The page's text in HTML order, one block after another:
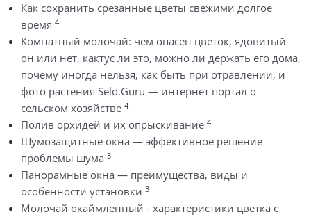
Как сохранить срезанные цветы свежими долгое
время 4
Комнатный молочай: чем опасен цветок, ядовитый
он или нет, кактус ли это, можно ли держать его дома,
почему иногда нельзя, как быть при отравлении, и
фото растения Selo.Guru — интернет портал о
сельском хозяйстве 4
Полив орхидей и их опрыскивание 4
Шумозащитные окна — эффективное решение
проблемы шума 3
Панорамные окна — преимущества, виды и
особенности установки 3
Молочай окаймленный - характеристики цветка с